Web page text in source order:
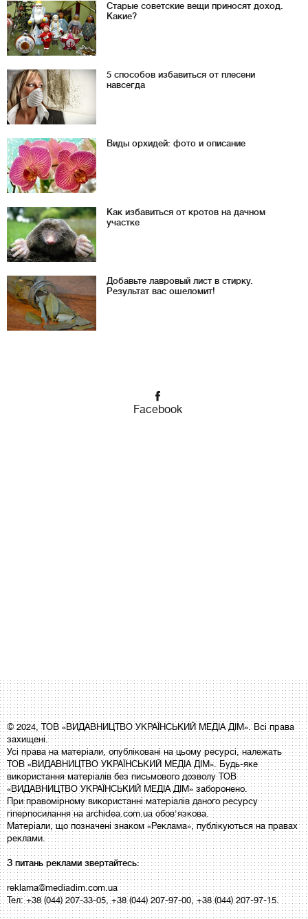
Старые советские вещи приносят доход.
Какие?
5 способов избавиться от плесени
навсегда
Виды орхидей: фото и описание
Как избавиться от кротов на дачном
участке
Добавьте лавровый лист в стирку.
Результат вас ошеломит!
Facebook
© 2024, ТОВ «ВИДАВНИЦТВО УКРАЇНСЬКИЙ МЕДІА ДІМ». Всі права
захищені.
Усі права на матеріали, опубліковані на цьому ресурсі, належать
ТОВ «ВИДАВНИЦТВО УКРАЇНСЬКИЙ МЕДІА ДІМ». Будь-яке
використання матеріалів без письмового дозволу ТОВ
«ВИДАВНИЦТВО УКРАЇНСЬКИЙ МЕДІА ДІМ» заборонено.
При правомірному використанні матеріалів даного ресурсу
гіперпосилання на archidea.com.ua обов'язкова.
Матеріали, що позначені знаком «Реклама», публікуються на правах
реклами.
З питань реклами звертайтесь:
reklama@mediadim.com.ua
Тел: +38 (044) 207-33-05, +38 (044) 207-97-00, +38 (044) 207-97-15.